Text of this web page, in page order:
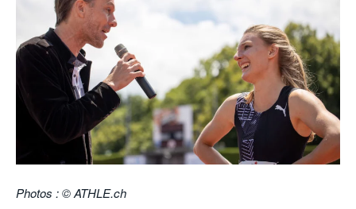
PUBLICITÉ
NOUS CONTACTER
POURQUOI ATHLE.CH ?
ATHLE.CH RÉGIONS | JURA
ATHLE.CH RÉGIONS | VAUD
BIOGRAPHIES
HIGHLIGHTS
LIVRES
Photos : © ATHLE.ch